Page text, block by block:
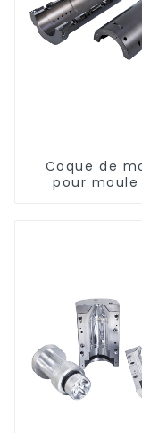
Coque de
pour moule